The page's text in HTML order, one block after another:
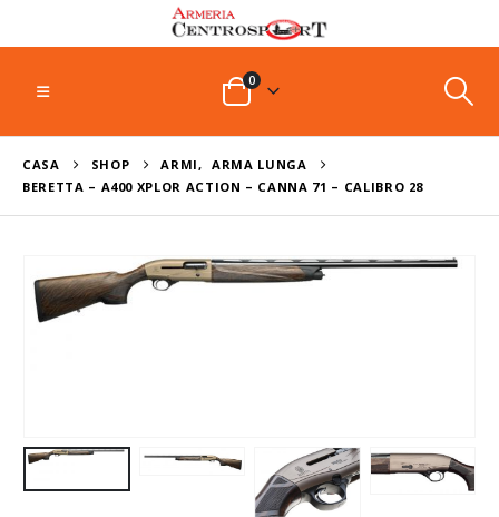
0
CASA SHOP ARMI,
ARMA LUNGA
BERETTA – A400 XPLOR ACTION – CANNA 71 – CALIBRO 28